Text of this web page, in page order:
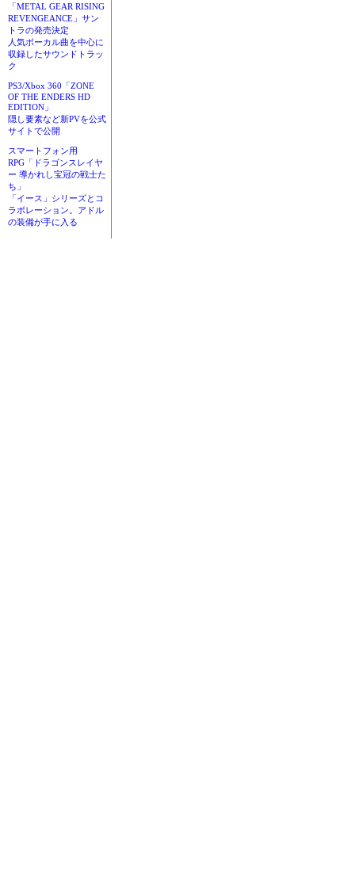
「METAL GEAR RISING
REVENGEANCE」サン
トラの発売決定
人気ボーカル曲を中心に
収録したサウンドトラッ
ク
PS3/Xbox 360「ZONE
OF THE ENDERS HD
EDITION」
隠し要素など新PVを公式
サイトで公開
スマートフォン用
RPG「ドラゴンスレイヤ
ー 導かれし宝冠の戦士た
ち」
「イース」シリーズとコ
ラボレーション。アドル
の装備が手に入る